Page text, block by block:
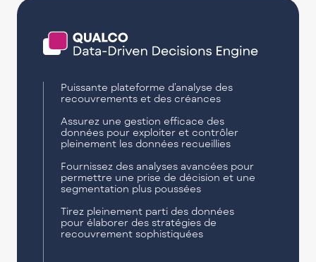
Puissante plateforme d’analyse des
recouvrements et des créances
Assurez une gestion efficace des
données pour exploiter et contrôler
pleinement les données recueillies
Fournissez des analyses avancées pour
permettre une prise de décision et une
segmentation plus poussées
Tirez pleinement parti des données
pour élaborer des stratégies de
recouvrement sophistiquées